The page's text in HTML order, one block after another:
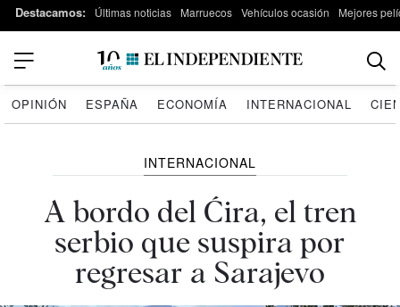
Destacamos: Últimas noticias Marruecos Vehículos ocasión Mejores
OPINIÓN ESPAÑA ECONOMÍA INTERNACIONAL
INTERNACIONAL
A bordo del Ćira, el tren
serbio que suspira por
regresar a Sarajevo